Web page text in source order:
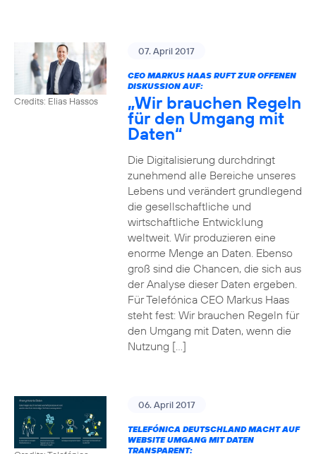
Credits: Elias Hassos
07. April 2017
CEO MARKUS HAAS RUFT ZUR OFFENEN
DISKUSSION AUF:
„Wir brauchen Regeln
für den Umgang mit
Daten“
Die Digitalisierung durchdringt
zunehmend alle Bereiche unseres
Lebens und verändert grundlegend
die gesellschaftliche und
wirtschaftliche Entwicklung
weltweit. Wir produzieren eine
enorme Menge an Daten. Ebenso
groß sind die Chancen, die sich aus
der Analyse dieser Daten ergeben.
Für Telefónica CEO Markus Haas
steht fest: Wir brauchen Regeln für
den Umgang mit Daten, wenn die
Nutzung […]
06. April 2017
TELEFÓNICA DEUTSCHLAND MACHT AUF
WEBSITE UMGANG MIT DATEN
TRANSPARENT: